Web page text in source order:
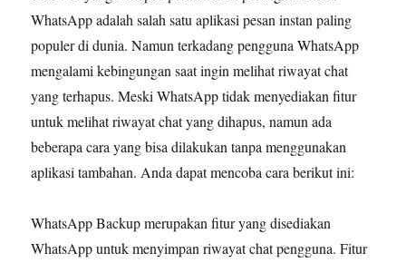
WhatsApp adalah salah satu aplikasi pesan instan paling
populer di dunia. Namun terkadang pengguna WhatsApp
mengalami kebingungan saat ingin melihat riwayat chat
yang terhapus. Meski WhatsApp tidak menyediakan fitur
untuk melihat riwayat chat yang dihapus, namun ada
beberapa cara yang bisa dilakukan tanpa menggunakan
aplikasi tambahan. Anda dapat mencoba cara berikut ini:
WhatsApp Backup merupakan fitur yang disediakan
WhatsApp untuk menyimpan riwayat chat pengguna. Fitur